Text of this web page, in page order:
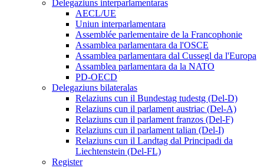
Delegaziuns interparlamentaras
AECL/UE
Uniun interparlamentara
Assemblée parlementaire de la Francophonie
Assamblea parlamentara da l'OSCE
Assamblea parlamentara dal Cussegl da l'Europa
Assamblea parlamentara da la NATO
PD-OECD
Delegaziuns bilateralas
Relaziuns cun il Bundestag tudestg (Del-D)
Relaziuns cun il parlament austriac (Del-A)
Relaziuns cun il parlament franzos (Del-F)
Relaziuns cun il parlament talian (Del-I)
Relaziuns cun il Landtag dal Principadi da
Liechtenstein (Del-FL)
Register